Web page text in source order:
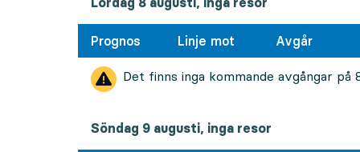
Prognos Linje mot Avgår
Det finns inga kommande avgångar på
Söndag 9 augusti, inga resor